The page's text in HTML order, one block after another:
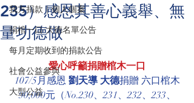
我方捐款｜個人個案
捐棺一口/大德名單公告
每月定期收到的捐款公告
社會公益參與
大型公益
235）感恩其善心義舉、無
量功德做
愛心呼籲捐贈棺木一口
107/5月感恩 劉天導 大德捐贈 六口棺木
90,000元（No.230、231、232、233、